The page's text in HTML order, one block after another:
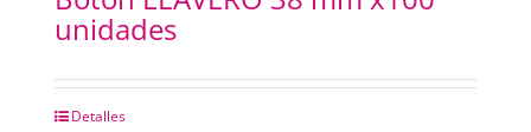
unidades
Detalles